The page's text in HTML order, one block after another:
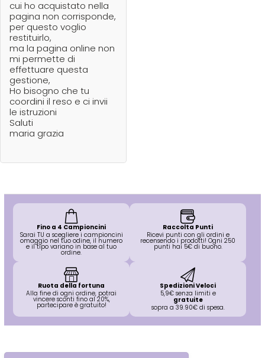
cui ho acquistato nella
pagina non corrisponde,
per questo voglio
restituirlo,
ma la pagina online non
mi permette di
effettuare questa
gestione,
Ho bisogno che tu
coordini il reso e ci invii
le istruzioni
Saluti
maria grazia
Fino a 4 Campioncini
Sarai TU a scegliere i campioncini
omaggio nel tuo odine, il numero
e il tipo variano in base al tuo
ordine.
Raccolta Punti
Ricevi punti con gli ordini e
recensendo i prodotti! Ogni 250
punti hai 5€ di buono.
Ruota della fortuna
Alla fine di ogni ordine, potrai
vincere sconti fino al 20%,
partecipare è gratuito!
Spedizioni Veloci
5,9€ senza limiti e
gratuite
sopra a 39.90€ di spesa.